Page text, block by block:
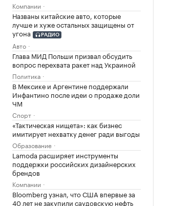
Компании
Названы китайские авто, которые
лучше и хуже остальных защищены от
угона
РАДИО
Авто
Глава МИД Польши призвал обсудить
вопрос перехвата ракет над Украиной
Политика
В Мексике и Аргентине поддержали
Инфантино после идеи о продаже доли
ЧМ
Спорт
«Тактическая нищета»: как бизнес
имитирует нехватку денег ради выгоды
Образование
Lamoda расширяет инструменты
поддержки российских дизайнерских
брендов
Компании
Bloomberg узнал, что США впервые за
40 лет не закупили саудовскую нефть